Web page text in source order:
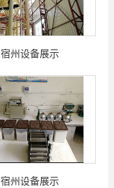
宿州设备展示
宿州设备展示